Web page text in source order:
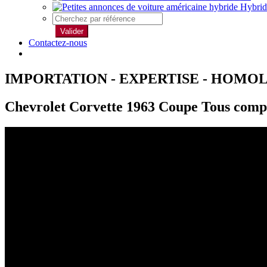
Valider
Contactez-nous
IMPORTATION - EXPERTISE -
Chevrolet Corvette 1963 Coupe Tous